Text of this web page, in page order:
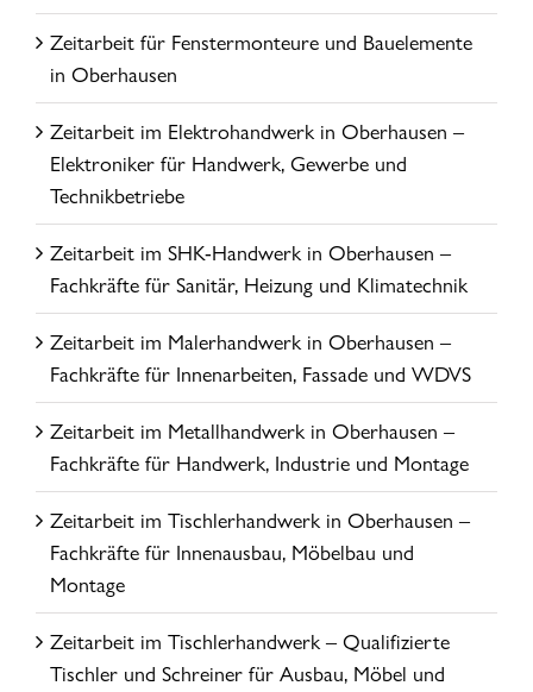
Zeitarbeit für Fenstermonteure und Bauelemente
in Oberhausen
Zeitarbeit im Elektrohandwerk in Oberhausen –
Elektroniker für Handwerk, Gewerbe und
Technikbetriebe
Zeitarbeit im SHK-Handwerk in Oberhausen –
Fachkräfte für Sanitär, Heizung und Klimatechnik
Zeitarbeit im Malerhandwerk in Oberhausen –
Fachkräfte für Innenarbeiten, Fassade und WDVS
Zeitarbeit im Metallhandwerk in Oberhausen –
Fachkräfte für Handwerk, Industrie und Montage
Zeitarbeit im Tischlerhandwerk in Oberhausen –
Fachkräfte für Innenausbau, Möbelbau und
Montage
Zeitarbeit im Tischlerhandwerk – Qualifizierte
Tischler und Schreiner für Ausbau, Möbel und